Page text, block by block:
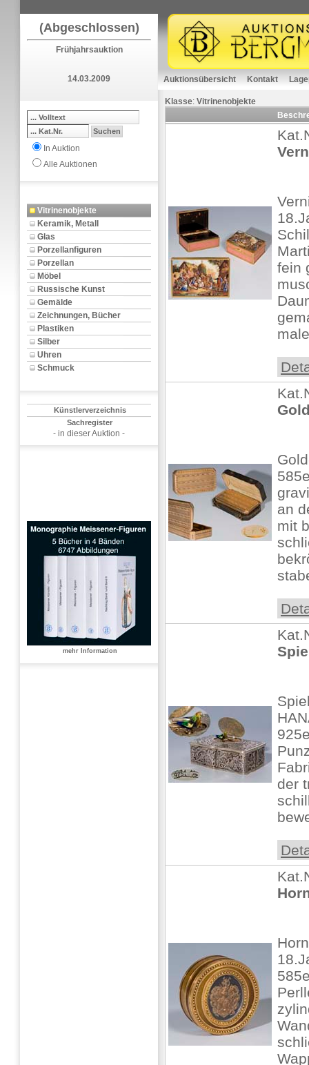
(Abgeschlossen)
Frühjahrsauktion
14.03.2009
In Auktion
Alle Auktionen
Vitrinenobjekte
Keramik, Metall
Glas
Porzellanfiguren
Porzellan
Möbel
Russische Kunst
Gemälde
Zeichnungen, Bücher
Plastiken
Silber
Uhren
Schmuck
Künstlerverzeichnis
Sachregister
- in dieser Auktion -
mehr Information
Auktionsübersicht Kontakt
Klasse: Vitrinenobjekte
fein
an
mit
der